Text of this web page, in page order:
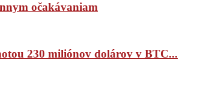
očakávaniam
230 miliónov dolárov v BTC...